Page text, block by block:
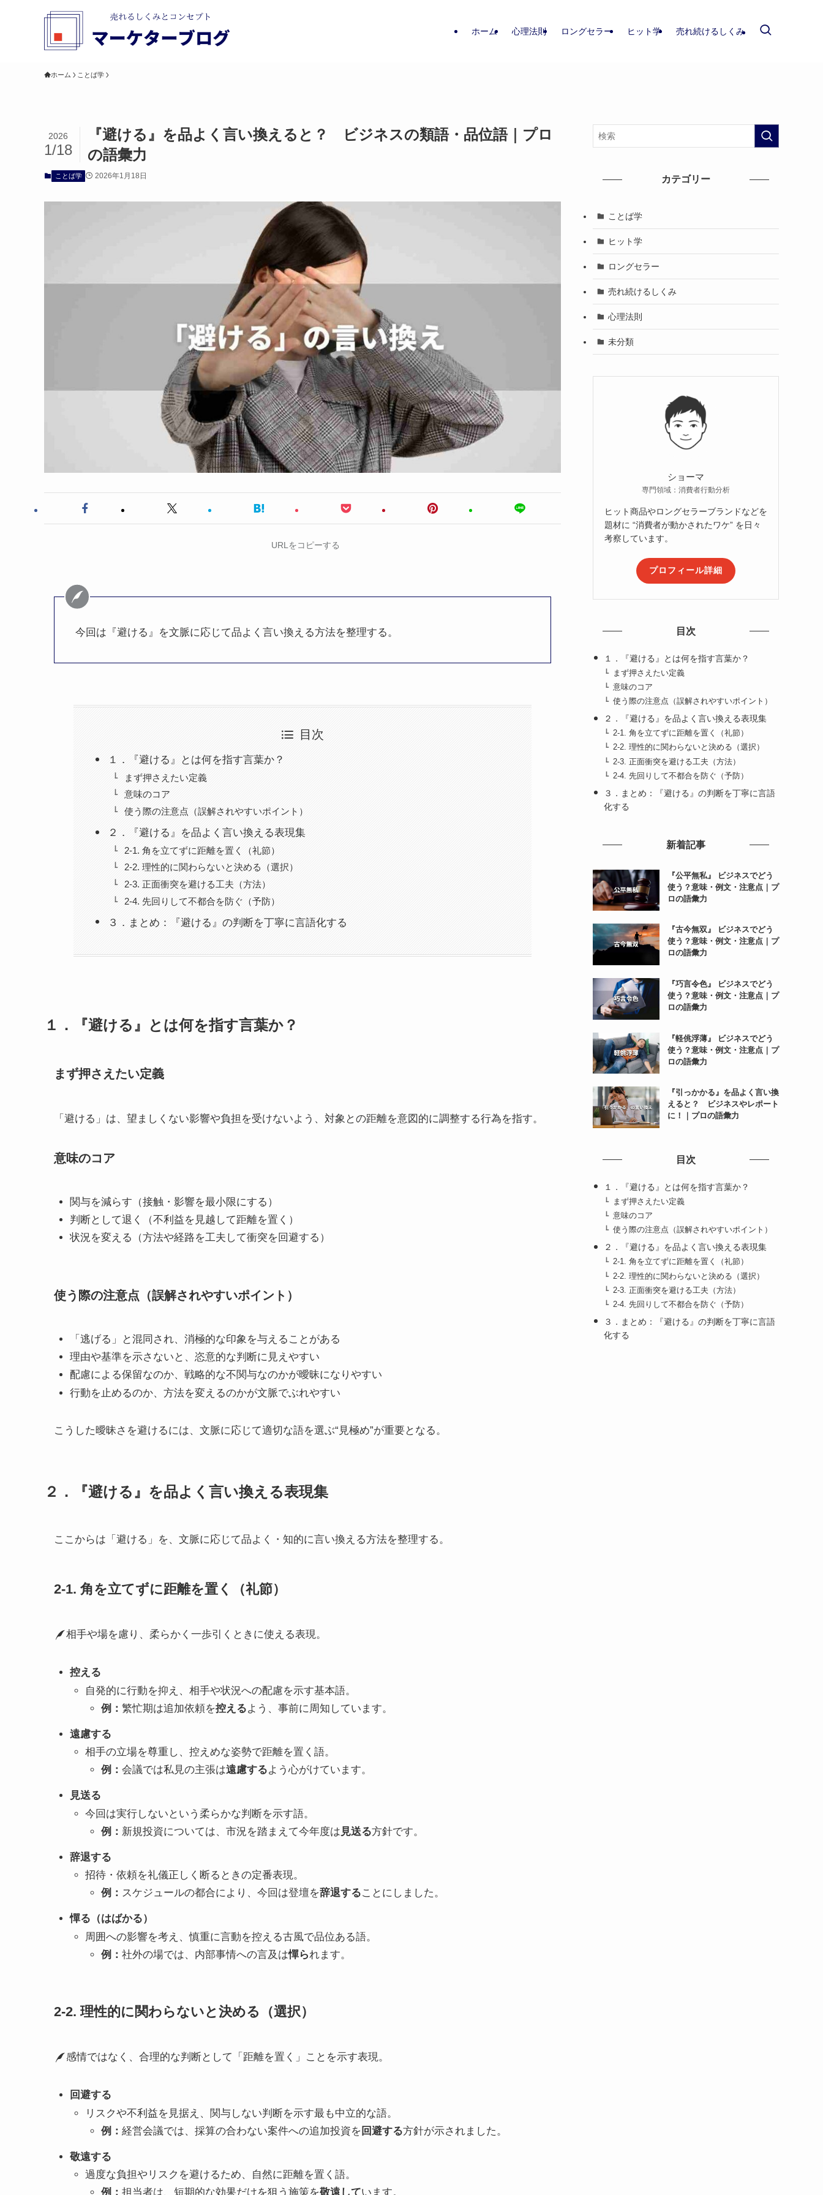
ホーム 心理法則 ロングセラー ヒット学 売れ続けるしくみ
ホーム ことば学
『避ける』を品よく言い換えると？ ビジネスの類語・品位語｜プロ
の語彙力
2026
1/18
ことば学 2026年1月18日
URLをコピーする
今回は『避ける』を文脈に応じて品よく言い換える方法を整理する。
目次
１．『避ける』とは何を指す言葉か？
まず押さえたい定義
意味のコア
使う際の注意点（誤解されやすいポイント）
２．『避ける』を品よく言い換える表現集
2-1. 角を立てずに距離を置く（礼節）
2-2. 理性的に関わらないと決める（選択）
2-3. 正面衝突を避ける工夫（方法）
2-4. 先回りして不都合を防ぐ（予防）
３．まとめ：『避ける』の判断を丁寧に言語化する
１．『避ける』とは何を指す言葉か？
まず押さえたい定義
「避ける」は、望ましくない影響や負担を受けないよう、対象との距離を意図的に調整する行為を指す。
意味のコア
関与を減らす（接触・影響を最小限にする）
判断として退く（不利益を見越して距離を置く）
状況を変える（方法や経路を工夫して衝突を回避する）
使う際の注意点（誤解されやすいポイント）
「逃げる」と混同され、消極的な印象を与えることがある
理由や基準を示さないと、恣意的な判断に見えやすい
配慮による保留なのか、戦略的な不関与なのかが曖昧になりやすい
行動を止めるのか、方法を変えるのかが文脈でぶれやすい
こうした曖昧さを避けるには、文脈に応じて適切な語を選ぶ“見極め”が重要となる。
２．『避ける』を品よく言い換える表現集
ここからは「避ける」を、文脈に応じて品よく・知的に言い換える方法を整理する。
2-1. 角を立てずに距離を置く（礼節）
相手や場を慮り、柔らかく一歩引くときに使える表現。
控える
自発的に行動を抑え、相手や状況への配慮を示す基本語。
例： 繁忙期は追加依頼を控えるよう、事前に周知しています。
遠慮する
相手の立場を尊重し、控えめな姿勢で距離を置く語。
例： 会議では私見の主張は遠慮するよう心がけています。
見送る
今回は実行しないという柔らかな判断を示す語。
例： 新規投資については、市況を踏まえて今年度は 見送る方針です。
辞退する
招待・依頼を礼儀正しく断るときの定番表現。
例： スケジュールの都合により、今回は登壇を辞退することにしました。
憚る（はばかる）
周囲への影響を考え、慎重に言動を控える古風で品位ある語。
例： 社外の場では、内部事情への言及は憚られます。
2-2. 理性的に関わらないと決める（選択）
感情ではなく、合理的な判断として「距離を置く」ことを示す表現。
回避する
リスクや不利益を見据え、関与しない判断を示す最も中立的な語。
例： 経営会議では、採算の合わない案件への追加投資を 回避する方針が示されました。
敬遠する
過度な負担やリスクを避けるため、自然に距離を置く語。
例： 担当者は、短期的な効果だけを狙う施策を敬遠しています。
カテゴリー
ことば学
ヒット学
ロングセラー
売れ続けるしくみ
心理法則
未分類
ショーマ
専門領域：消費者行動分析
ヒット商品やロングセラーブランドなどを
題材に “消費者が動かされたワケ” を日々
考察しています。
プロフィール詳細
目次
１．『避ける』とは何を指す言葉か？
まず押さえたい定義
意味のコア
使う際の注意点（誤解されやすいポイント）
２．『避ける』を品よく言い換える表現集
2-1. 角を立てずに距離を置く（礼節）
2-2. 理性的に関わらないと決める（選択）
2-3. 正面衝突を避ける工夫（方法）
2-4. 先回りして不都合を防ぐ（予防）
３．まとめ：『避ける』の判断を丁寧に言語
化する
新着記事
『公平無私』 ビジネスでどう
使う？意味・例文・注意点｜プ
ロの語彙力
『古今無双』 ビジネスでどう
使う？意味・例文・注意点｜プ
ロの語彙力
『巧言令色』 ビジネスでどう
使う？意味・例文・注意点｜プ
ロの語彙力
『軽佻浮薄』 ビジネスでどう
使う？意味・例文・注意点｜プ
ロの語彙力
『引っかかる』を品よく言い換
えると？ ビジネスやレポート
に！｜プロの語彙力
目次
１．『避ける』とは何を指す言葉か？
まず押さえたい定義
意味のコア
使う際の注意点（誤解されやすいポイント）
２．『避ける』を品よく言い換える表現集
2-1. 角を立てずに距離を置く（礼節）
2-2. 理性的に関わらないと決める（選択）
2-3. 正面衝突を避ける工夫（方法）
2-4. 先回りして不都合を防ぐ（予防）
３．まとめ：『避ける』の判断を丁寧に言語
化する